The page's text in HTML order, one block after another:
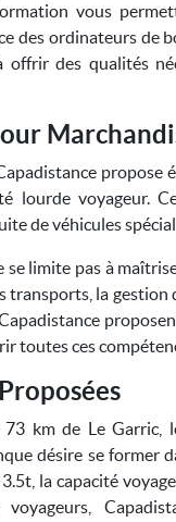
vous
des ordinateurs de
offrir des qualités
propose
lourde voyageur.
de véhicules
limite pas à
transports, la
toutes ces
km de Le Garric,
désire se former
la capacité